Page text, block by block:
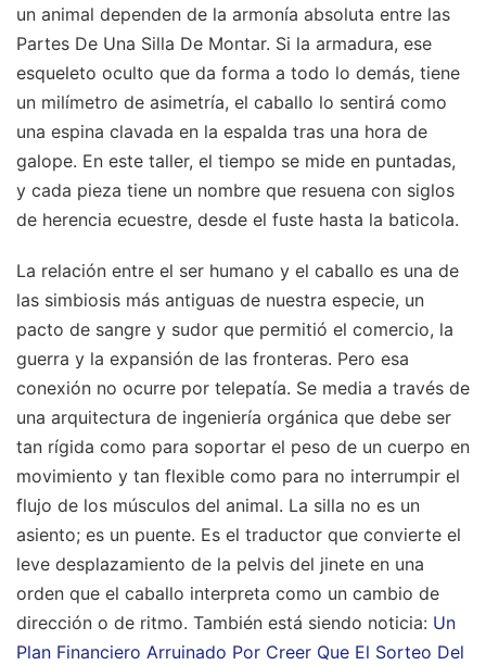
un animal dependen de la armonía absoluta entre las
Partes De Una Silla De Montar. Si la armadura, ese
esqueleto oculto que da forma a todo lo demás, tiene
un milímetro de asimetría, el caballo lo sentirá como
una espina clavada en la espalda tras una hora de
galope. En este taller, el tiempo se mide en puntadas,
y cada pieza tiene un nombre que resuena con siglos
de herencia ecuestre, desde el fuste hasta la baticola.
La relación entre el ser humano y el caballo es una de
las simbiosis más antiguas de nuestra especie, un
pacto de sangre y sudor que permitió el comercio, la
guerra y la expansión de las fronteras. Pero esa
conexión no ocurre por telepatía. Se media a través de
una arquitectura de ingeniería orgánica que debe ser
tan rígida como para soportar el peso de un cuerpo en
movimiento y tan flexible como para no interrumpir el
flujo de los músculos del animal. La silla no es un
asiento; es un puente. Es el traductor que convierte el
leve desplazamiento de la pelvis del jinete en una
orden que el caballo interpreta como un cambio de
dirección o de ritmo. También está siendo noticia: Un
Plan Financiero Arruinado Por Creer Que El Sorteo Del